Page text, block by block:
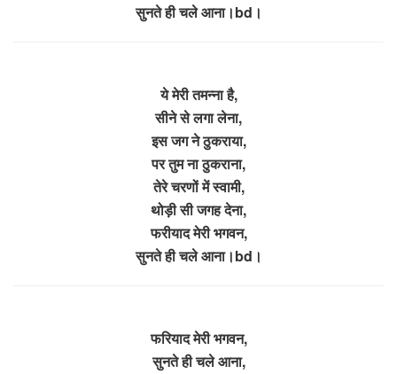
सुनते ही चले आना।bd।
ये मेरी तमन्ना है,
सीने से लगा लेना,
इस जग ने ठुकराया,
पर तुम ना ठुकराना,
तेरे चरणों में स्वामी,
थोड़ी सी जगह देना,
फरीयाद मेरी भगवन,
सुनते ही चले आना।bd।
फरियाद मेरी भगवन,
सुनते ही चले आना,